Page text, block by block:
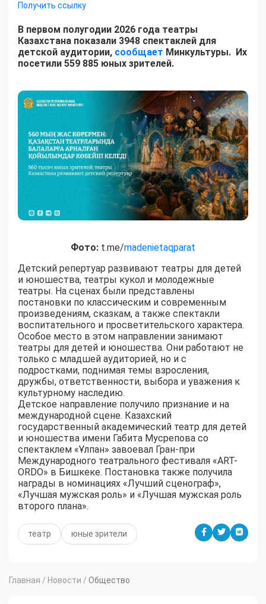
Получить ссылку
В первом полугодии 2026 года театры
Казахстана показали 3948 спектаклей для
детской аудитории, сообщает Минкультуры. Их
посетили 559 885 юных зрителей.
Фото: t.me/madenietaqparat
Детский репертуар развивают театры для детей
и юношества, театры кукол и молодежные
театры. На сценах были представлены
постановки по классическим и современным
произведениям, сказкам, а также спектакли
воспитательного и просветительского характера.
Особое место в этом направлении занимают
театры для детей и юношества. Они работают не
только с младшей аудиторией, но и с
подростками, поднимая темы взросления,
дружбы, ответственности, выбора и уважения к
культурному наследию.
Детское направление получило признание и на
международной сцене. Казахский
государственный академический театр для детей
и юношества имени Габита Мусрепова со
спектаклем «Ұлпан» завоевал Гран-при
Международного театрального фестиваля «ART-
ORDO» в Бишкеке. Постановка также получила
награды в номинациях «Лучший сценограф»,
«Лучшая мужская роль» и «Лучшая мужская роль
второго плана».
театр юные зрители
Главная / Новости / Общество